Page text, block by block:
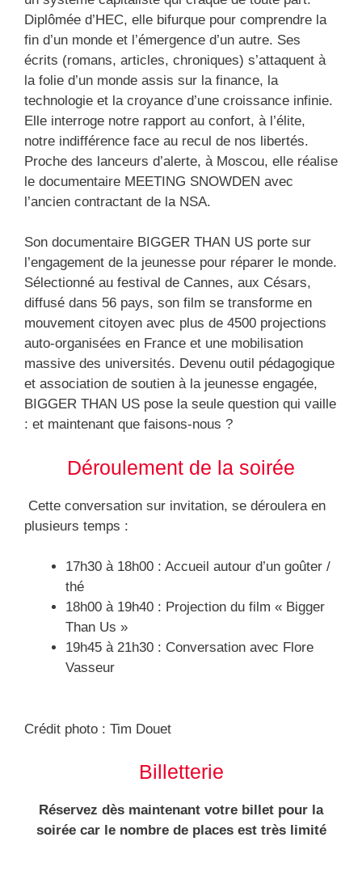
Diplômée d’HEC, elle bifurque pour comprendre la
fin d’un monde et l’émergence d’un autre. Ses
écrits (romans, articles, chroniques) s’attaquent à
la folie d’un monde assis sur la finance, la
technologie et la croyance d’une croissance infinie.
Elle interroge notre rapport au confort, à l’élite,
notre indifférence face au recul de nos libertés.
Proche des lanceurs d’alerte, à Moscou, elle réalise
le documentaire MEETING SNOWDEN avec
l’ancien contractant de la NSA.
Son documentaire BIGGER THAN US porte sur
l’engagement de la jeunesse pour réparer le monde.
Sélectionné au festival de Cannes, aux Césars,
diffusé dans 56 pays, son film se transforme en
mouvement citoyen avec plus de 4500 projections
auto-organisées en France et une mobilisation
massive des universités. Devenu outil pédagogique
et association de soutien à la jeunesse engagée,
BIGGER THAN US pose la seule question qui vaille
: et maintenant que faisons-nous ?
Déroulement de la soirée
Cette conversation sur invitation, se déroulera en
plusieurs temps :
17h30 à 18h00 : Accueil autour d’un goûter /
thé
18h00 à 19h40 : Projection du film « Bigger
Than Us »
19h45 à 21h30 : Conversation avec Flore
Vasseur
Crédit photo : Tim Douet
Billetterie
Réservez dès maintenant votre billet pour la
soirée car le nombre de places est très limité